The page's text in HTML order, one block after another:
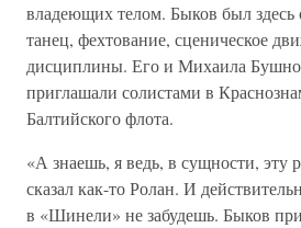
владеющих телом. Быков был здесь
танец, фехтование, сценическое
дисциплины. Его и Михаила
приглашали солистами в
Балтийского флота.
«А знаешь, я ведь, в сущности, эту
сказал как-то Ролан. И
в «Шинели» не забудешь. Быков